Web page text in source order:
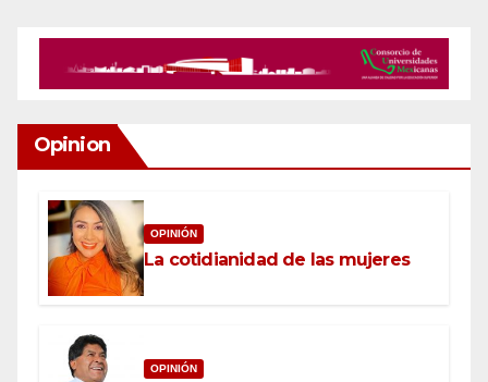
Opinion
OPINIÓN
La cotidianidad de las mujeres
OPINIÓN